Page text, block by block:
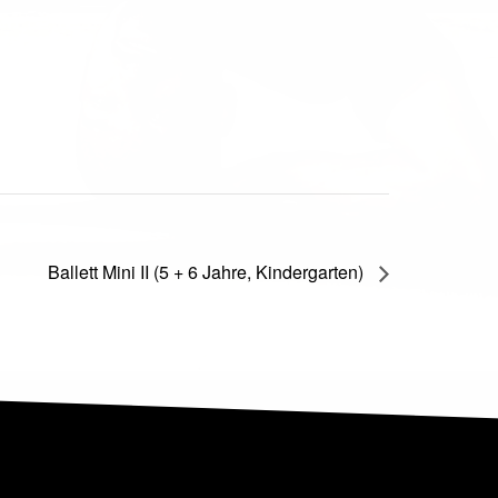
Ballett Mini II (5 + 6 Jahre, Kindergarten)